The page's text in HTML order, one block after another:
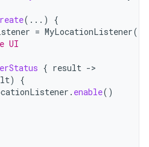
(...)
{
= MyLocationListener(
UI
{ result -
)
{
. enable()